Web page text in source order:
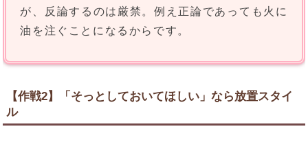
が、反論するのは厳禁。例え正論であっても火に
油を注ぐことになるからです。
【作戦2】「そっとしておいてほしい」なら放置スタイ
ル